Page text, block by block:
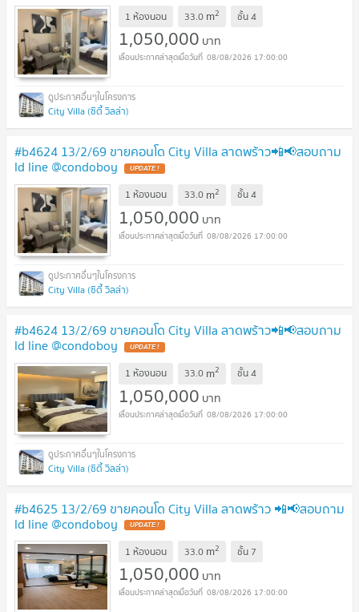
1 ห้องนอน 33.0 m2 ชั้น4
1,050,000 บาท
08/08/2026 17:00:00
City Villa (ซิตี้ วิลล่า)
#b4624 13/2/69 ขายคอนโด City Villa ลาดพร้าว📲📢สอบถาม
ld line @condoboy UPDATE !
1 ห้องนอน 33.0 m2 ชั้น4
1,050,000 บาท
08/08/2026 17:00:00
City Villa (ซิตี้ วิลล่า)
#b4624 13/2/69 ขายคอนโด City Villa ลาดพร้าว📲📢สอบถาม
ld line @condoboy UPDATE !
1 ห้องนอน 33.0 m2 ชั้น4
1,050,000 บาท
08/08/2026 17:00:00
City Villa (ซิตี้ วิลล่า)
#b4625 13/2/69 ขายคอนโด City Villa ลาดพร้าว 📲📢สอบถาม
ld line @condoboy UPDATE !
1 ห้องนอน 33.0 m2 ชั้น 7
1,050,000 บาท
08/08/2026 17:00:00